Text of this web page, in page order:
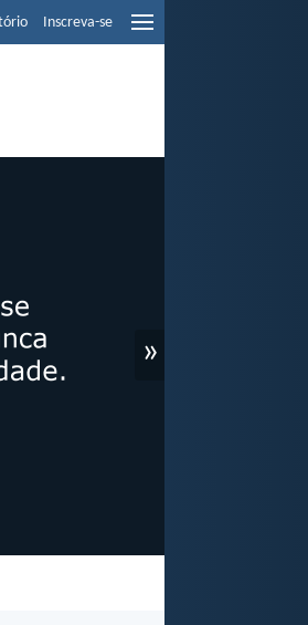
Inscreva-se
»